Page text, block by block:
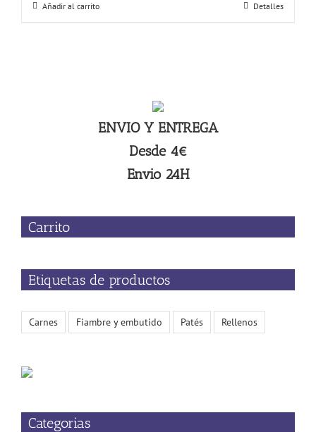
Añadir al carrito Detalles
ENVIO Y ENTREGA
Desde 4€
Envio 24H
Carrito
Etiquetas de productos
Carnes Fiambre y embutido Patés Rellenos
Categorias